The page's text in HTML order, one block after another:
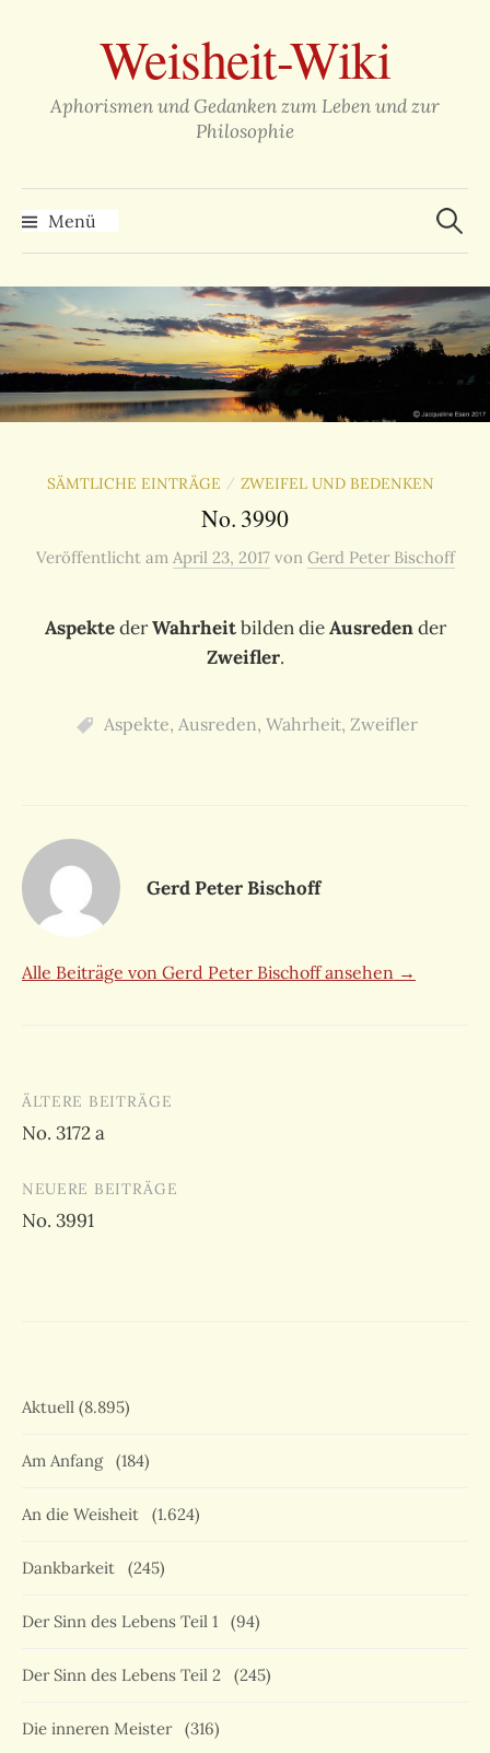
überspringenWeisheit-Wiki
Aphorismen und Gedanken zum Leben und zur
Philosophie
Menü
Suchen
nach:
SÄMTLICHE EINTRÄGE / ZWEIFEL UND BEDENKEN
No. 3990
Veröffentlicht am April 23, 2017 von Gerd Peter Bischoff
AspektederWahrheitbilden dieAusredender
Zweifler.
Aspekte, Ausreden, Wahrheit, Zweifler
Gerd Peter Bischoff
Alle Beiträge von Gerd Peter Bischoff ansehen →
Beitragsnavigation
ÄLTERE BEITRÄGE
No. 3172 a
NEUERE BEITRÄGE
No. 3991
Aktuell (8.895)
Am Anfang (184)
An die Weisheit (1.624)
Dankbarkeit (245)
Der Sinn des Lebens Teil 1 (94)
Der Sinn des Lebens Teil 2 (245)
Die inneren Meister (316)